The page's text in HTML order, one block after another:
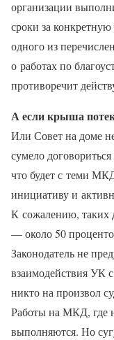
организации
сроки за
одного из
о работах по
противоречит
А если крыша
Или Совет на доме
сумело
что будет с теми
инициативу и
К сожалению, таких
— около 50
Законодатель не
взаимодействия УК
никто на произвол
Работы на МКД, где
выполняются. Но